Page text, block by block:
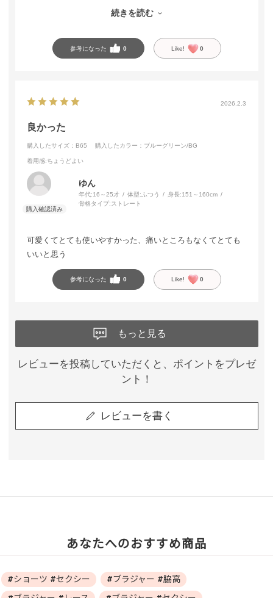
もはや、ワイヤーの立場がありません。
続きを読む
参考になった 0 Like! 0
2026.2.3
良かった
購入したサイズ：B65 購入したカラー：ブルーグリーン/BG
着用感:ちょうどよい
ゆん
年代:16～25才 体型: ふつう 身長:151～160cm
骨格タイプ: ストレート
可愛くてとても使いやすかった、痛いところもなくてとても
いいと思う
参考になった 0 Like! 0
もっと見る
レビューを投稿していただくと、ポイントをプレゼ
ント！
レビューを書く
あなたへのおすすめ商品
#ショーツ #セクシー
#ブラジャー #脇高